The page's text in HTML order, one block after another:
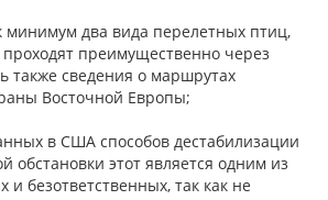
два вида перелетных птиц,
преимущественно через
также сведения о маршрутах
Восточной Европы;
в США способов дестабилизации
обстановки этот является одним из
и безответственных, так как не